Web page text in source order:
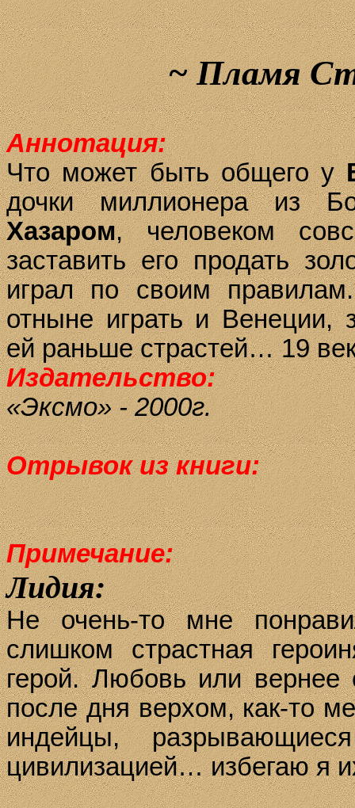
~Пламя
Аннотация:
Что может быть общего у
дочки миллионера из
Хазаром, человеком
заставить его продать
играл по своим
отныне играть и Венеции,
ей раньше страстей… 19
Издательство:
«Эксмо» - 2000г.
Отрывок из книги:
Примечание:
Лидия:
Не очень-то мне
слишком страстная
герой. Любовь или вернее
после дня верхом, как-то
индейцы,
цивилизацией… избегаю я